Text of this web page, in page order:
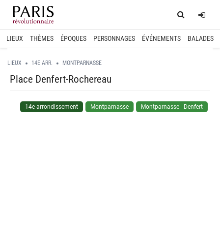
Home
LIEUX THÈMES ÉPOQUES PERSONNAGES ÉVÉNEMENTS BALADES
LIEUX 14E ARR. MONTPARNASSE
Place Denfert-Rochereau
14e arrondissement Montparnasse Montparnasse - Denfert